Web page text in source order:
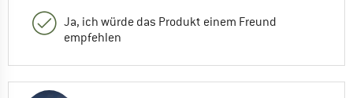
Ja, ich würde das Produkt einem Freund
empfehlen